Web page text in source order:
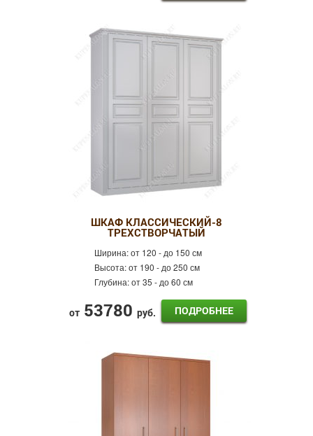
ШКАФ КЛАССИЧЕСКИЙ-8
ТРЕХСТВОРЧАТЫЙ
Ширина:от 120 - до 150 см
Высота:от 190 - до 250 см
Глубина:от 35 - до 60 см
от 53780 руб. ПОДРОБНЕЕ